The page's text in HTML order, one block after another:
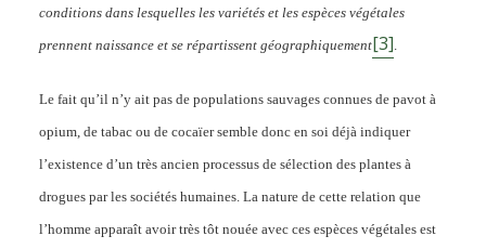
conditions dans lesquelles les variétés et les espèces végétales
prennent naissance et se répartissent géographiquement[3].
Le fait qu’il n’y ait pas de populations sauvages connues de pavot à
opium, de tabac ou de cocaïer semble donc en soi déjà indiquer
l’existence d’un très ancien processus de sélection des plantes à
drogues par les sociétés humaines. La nature de cette relation que
l’homme apparaît avoir très tôt nouée avec ces espèces végétales est